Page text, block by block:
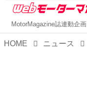
MotorMagazine誌連動企画
HOME ニュース